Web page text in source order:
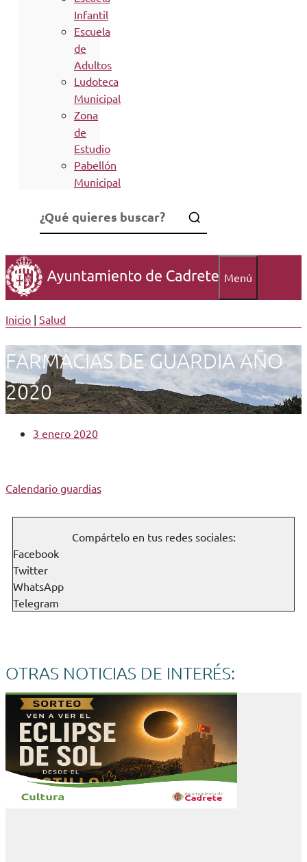
Infantil
Escuela
de
Adultos
Ludoteca
Municipal
Zona
de
Estudio
Pabellón
Municipal
Menú
Inicio | Salud
FARMACIAS DE GUARDIA AÑO
2020
3 enero 2020
Calendario guardias
Compártelo en tus redes sociales:
Facebook
Twitter
WhatsApp
Telegram
OTRAS NOTICIAS DE INTERÉS: